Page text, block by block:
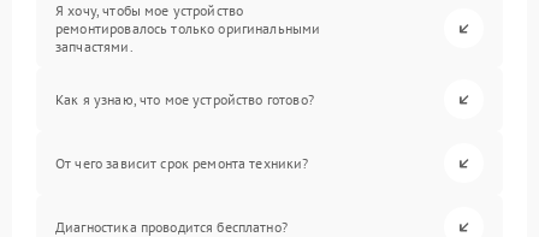
Я хочу, чтобы мое устройство
ремонтировалось только оригинальными
запчастями.
Как я узнаю, что мое устройство готово?
От чего зависит срок ремонта техники?
Диагностика проводится бесплатно?